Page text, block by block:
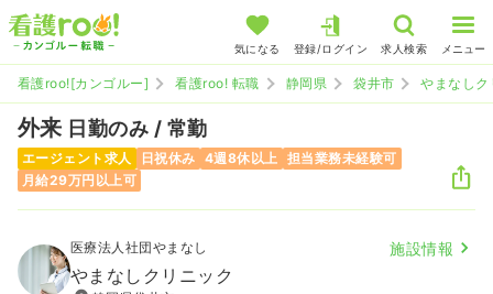
気になる 登録/ログイン 求人検索 メニュー
看護roo![カンゴルー] 看護roo! 転職 静岡県 袋井市 やまなし
外来 日勤のみ / 常勤
エージェント求人 日祝休み 4週8休以上 担当業務未経験可
月給29万円以上可
医療法人社団やまなし 施設情報
やまなしクリニック